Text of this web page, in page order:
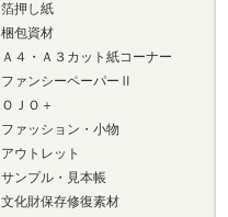
箔押し紙
梱包資材
Ａ４・Ａ３カット紙コーナー
ファンシーペーパーⅡ
ＯＪＯ＋
ファッション・小物
アウトレット
サンプル・見本帳
文化財保存修復素材